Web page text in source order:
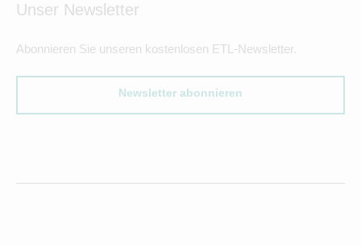
Unser Newsletter
Abonnieren Sie unseren kostenlosen ETL-Newsletter.
Newsletter abonnieren